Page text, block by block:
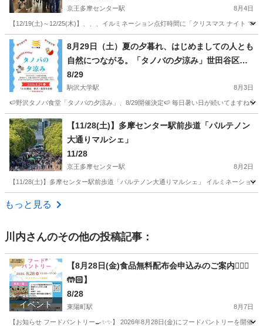
京王多摩センター駅 8月4日
【12/19(土)～12/25(木)】、、、イルミネーション点灯時間に「クリスマス ナイ
東京 多摩市 京王多摩センター駅 地域/お祭り キッチンカー
8月29日（土）夏の夕暮れ、はじめましての人とも
自然につながる。「タノバの夕涼み」世田谷区野
沢で開催！
8/29
駒沢大学駅 8月3日
🍉野沢タノバ食堂「タノバの夕涼み」、8/29開催決定🍉 毎日暑い日が続いてますね
東京 世田谷区 駒沢大学駅 地域/お祭り
【11/28(土)】多摩センター駅前歩道「パルテノン
大通りマルシェ」
11/28
京王多摩センター駅 8月2日
【11/28(土)】多摩センター駅前歩道「パルテノン大通りマルシェ」 イルミネーショ
東京 多摩市
もっと見る
川内さんのその他の投稿記事：
イベント
【8月28日(金)食品無料配布会申込みのご案内🙋🏻‍♀️
🤲🏻】
8/28
東陽町駅 8月7日
【お知らせ フードパントリー🍳✨✨】 2026年8月28日(金)にフードパントリーを開